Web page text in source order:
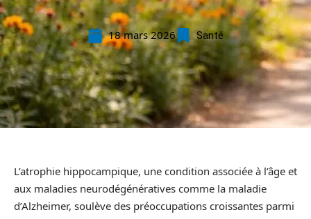
18 mars 2026 Santé
L’atrophie hippocampique, une condition associée à l’âge et
aux maladies neurodégénératives comme la maladie
d’Alzheimer, soulève des préoccupations croissantes parmi